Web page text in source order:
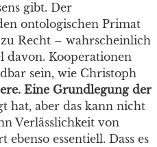
gibt. Der
ontologischen Primat
zu Recht – wahrscheinlich
davon. Kooperationen
sein, wie Christoph
Eine Grundlegung der
hat, aber das kann nicht
Verlässlichkeit von
essentiell. Dass es